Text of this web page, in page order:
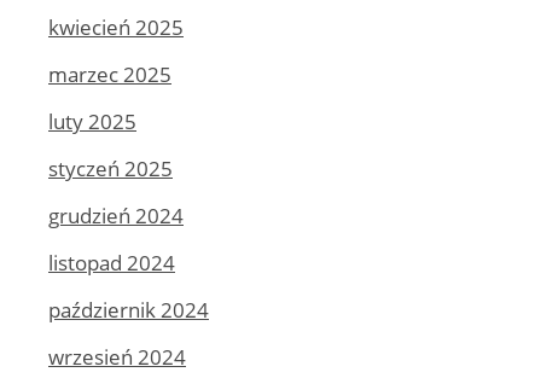
kwiecień 2025
marzec 2025
luty 2025
styczeń 2025
grudzień 2024
listopad 2024
październik 2024
wrzesień 2024